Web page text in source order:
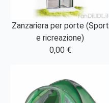
Zanzariera per porte (Sport
e ricreazione)
0,00 €